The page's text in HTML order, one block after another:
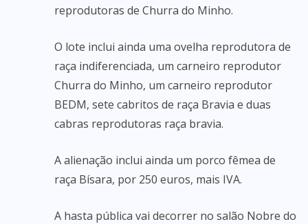
reprodutoras de Churra do Minho.
O lote inclui ainda uma ovelha reprodutora de
raça indiferenciada, um carneiro reprodutor
Churra do Minho, um carneiro reprodutor
BEDM, sete cabritos de raça Bravia e duas
cabras reprodutoras raça bravia.
A alienação inclui ainda um porco fêmea de
raça Bísara, por 250 euros, mais IVA.
A hasta pública vai decorrer no salão Nobre do